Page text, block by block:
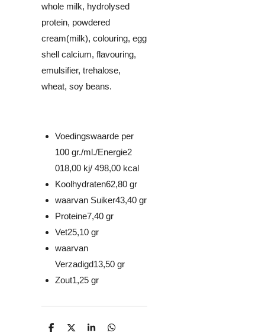
whole milk, hydrolysed
protein, powdered
cream(milk), colouring, egg
shell calcium, flavouring,
emulsifier, trehalose,
wheat, soy beans.
Voedingswaarde per
100 gr./ml./Energie2
018,00 kj/ 498,00 kcal
Koolhydraten62,80 gr
waarvan Suiker43,40 gr
Proteine7,40 gr
Vet25,10 gr
waarvan
Verzadigd13,50 gr
Zout1,25 gr
D
D
S
D